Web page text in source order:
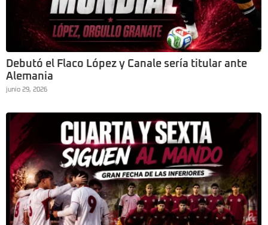
Debutó el Flaco López y Canale sería titular ante
Alemania
junio 29, 2026